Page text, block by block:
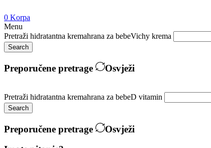
0 Korpa
Menu
Pretraži hidratantna kremahrana za bebeVichy krema
Search
Preporučene pretrage Osvježi
Pretraži hidratantna kremahrana za bebeD vitamin
Search
Preporučene pretrage
Osvježi